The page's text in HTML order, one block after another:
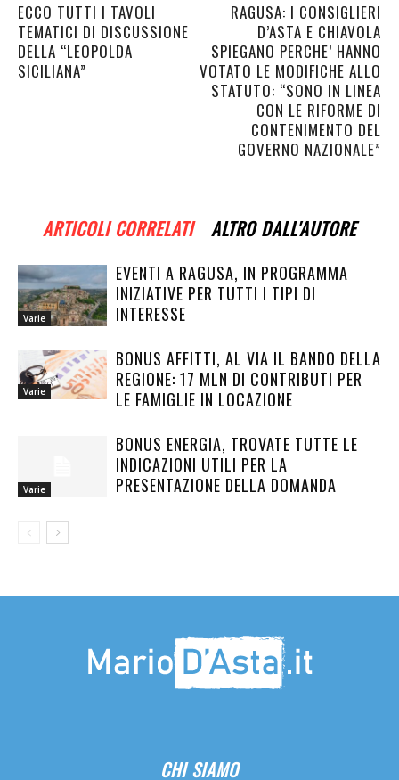
ECCO TUTTI I TAVOLI
TEMATICI DI DISCUSSIONE
DELLA “LEOPOLDA
SICILIANA”
RAGUSA: I CONSIGLIERI
D’ASTA E CHIAVOLA
SPIEGANO PERCHE’ HANNO
VOTATO LE MODIFICHE ALLO
STATUTO: “SONO IN LINEA
CON LE RIFORME DI
CONTENIMENTO DEL
GOVERNO NAZIONALE”
ARTICOLI CORRELATI ALTRO DALL'AUTORE
Varie
EVENTI A RAGUSA, IN PROGRAMMA
INIZIATIVE PER TUTTI I TIPI DI
INTERESSE
Varie
BONUS AFFITTI, AL VIA IL BANDO DELLA
REGIONE: 17 MLN DI CONTRIBUTI PER
LE FAMIGLIE IN LOCAZIONE
Varie
BONUS ENERGIA, TROVATE TUTTE LE
INDICAZIONI UTILI PER LA
PRESENTAZIONE DELLA DOMANDA
CHI SIAMO